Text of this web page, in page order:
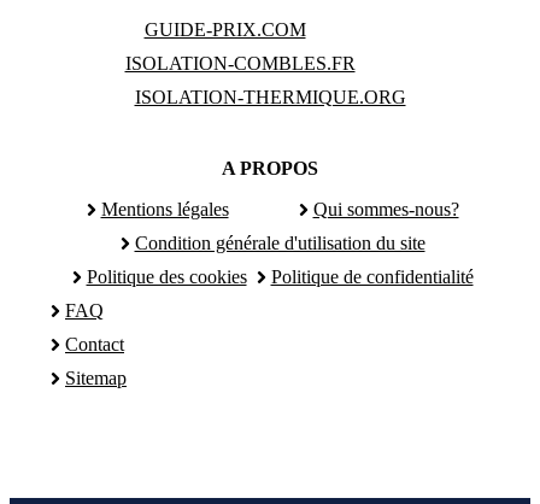
GUIDE-PRIX.COM
ISOLATION-COMBLES.FR
ISOLATION-THERMIQUE.ORG
A PROPOS
Mentions légales
Qui sommes-nous?
Condition générale d'utilisation du site
Politique des cookies
Politique de confidentialité
FAQ
Contact
Sitemap